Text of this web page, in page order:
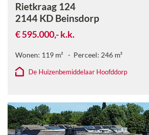
Rietkraag 124
2144 KD Beinsdorp
€ 595.000,-k.k.
Wonen: 119 m² Perceel: 246m²
De Huizenbemiddelaar Hoofddorp